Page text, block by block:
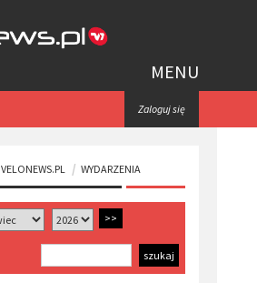
MENU
Zaloguj się
VELONEWS.PL WYDARZENIA
>>